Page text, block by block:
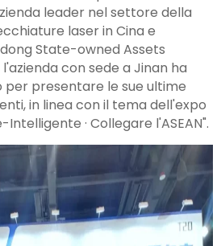
leader nel settore della
laser in Cina e
State-owned Assets
con sede a Jinan ha
presentare le sue ultime
in linea con il tema dell'expo
· Collegare l'ASEAN".